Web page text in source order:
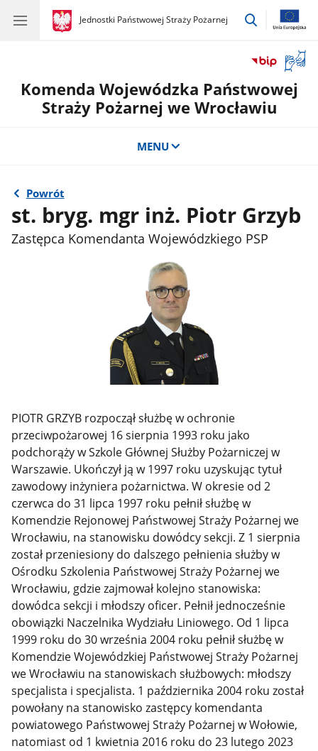
gov.pl
Jednostki Państwowej Straży Pożarnej
gov.pl
Jednostki
przejdź
okno
z
Komenda Wojewódzka Państwowej
Straży Pożarnej we Wrocławiu
MENU
Powrót
st. bryg. mgr inż. Piotr Grzyb
Zastępca Komendanta Wojewódzkiego PSP
PIOTR GRZYB rozpoczął służbę w ochronie
przeciwpożarowej 16 sierpnia 1993 roku jako
podchorąży w Szkole Głównej Służby Pożarniczej w
Warszawie. Ukończył ją w 1997 roku uzyskując tytuł
zawodowy inżyniera pożarnictwa. W okresie od 2
czerwca do 31 lipca 1997 roku pełnił służbę w
Komendzie Rejonowej Państwowej Straży Pożarnej we
Wrocławiu, na stanowisku dowódcy sekcji. Z 1 sierpnia
został przeniesiony do dalszego pełnienia służby w
Ośrodku Szkolenia Państwowej Straży Pożarnej we
Wrocławiu, gdzie zajmował kolejno stanowiska:
dowódca sekcji i młodszy oficer. Pełnił jednocześnie
obowiązki Naczelnika Wydziału Liniowego. Od 1 lipca
1999 roku do 30 września 2004 roku pełnił służbę w
Komendzie Wojewódzkiej Państwowej Straży Pożarnej
we Wrocławiu na stanowiskach służbowych: młodszy
specjalista i specjalista. 1 października 2004 roku został
powołany na stanowisko zastępcy komendanta
powiatowego Państwowej Straży Pożarnej w Wołowie,
natomiast od 1 kwietnia 2016 roku do 23 lutego 2023